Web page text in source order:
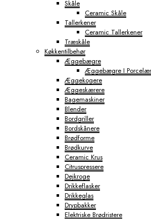
Skåle
Ceramic Skåle
Tallerkener
Ceramic Tallerkener
Træskåle
Køkkentilbehør
Æggebægre
Æggebægre I
Æggekogere
Æggeskærere
Bagemaskiner
Blender
Bordgriller
Bordskånere
Brødforme
Brødkurve
Ceramic Krus
Citruspressere
Dejkroge
Drikkeflasker
Drikkeglas
Drypbakker
Elektriske Brødristere